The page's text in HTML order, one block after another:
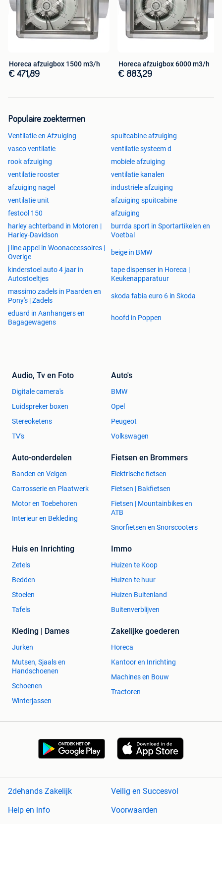
luchtbehandelingskasten en nog veel meer voor de horeca
en industrie keuken.
Kwalitatief, hoogwaardige en duurzame producten
Producten voldoen aan regelgeving, normen en
bepalingen van de EU en de horecabranche
Europa
Vijzelweg 21a 5145 NK Waalwijk, Noord-Brabant
info@horecaking.nl - 0135908845
Horeca afzuigbox 1500 m3/h
€ 471,89
Horeca afzuigbox 6000 m3/h
€ 883,29
Populaire zoektermen
Ventilatie en Afzuiging
spuitcabine afzuiging
vasco ventilatie
ventilatie systeem d
rook afzuiging
mobiele afzuiging
ventilatie rooster
ventilatie kanalen
afzuiging nagel
industriele afzuiging
ventilatie unit
afzuiging spuitcabine
festool 150
afzuiging
harley achterband in Motoren |
Harley-Davidson
burrda sport in Sportartikelen en
Voetbal
j line appel in Woonaccessoires |
Overige
beige in BMW
kinderstoel auto 4 jaar in
Autostoeltjes
tape dispenser in Horeca |
Keukenapparatuur
massimo zadels in Paarden en
Pony's | Zadels
skoda fabia euro 6 in Skoda
eduard in Aanhangers en
Bagagewagens
hoofd in Poppen
Audio, Tv en Foto
Digitale camera's
Luidspreker boxen
Stereoketens
TV's
Auto's
BMW
Opel
Peugeot
Volkswagen
Auto-onderdelen
Banden en Velgen
Carrosserie en Plaatwerk
Motor en Toebehoren
Interieur en Bekleding
Fietsen en Brommers
Elektrische fietsen
Fietsen | Bakfietsen
Fietsen | Mountainbikes en
ATB
Snorfietsen en Snorscooters
Huis en Inrichting
Zetels
Bedden
Stoelen
Tafels
Immo
Huizen te Koop
Huizen te huur
Huizen Buitenland
Buitenverblijven
Kleding | Dames
Jurken
Mutsen, Sjaals en
Handschoenen
Schoenen
Winterjassen
Zakelijke goederen
Horeca
Kantoor en Inrichting
Machines en Bouw
Tractoren
2dehands Zakelijk
Veilig en Succesvol
Help en info
Voorwaarden